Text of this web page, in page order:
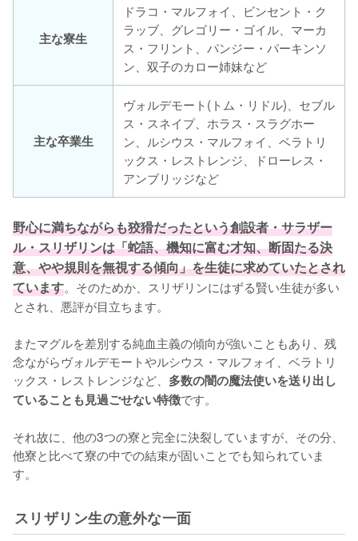
主な寮生
ドラコ・マルフォイ、ビンセント・ク
ラッブ、グレゴリー・ゴイル、マーカ
ス・フリント、パンジー・パーキンソ
ン、双子のカロー姉妹など
主な卒業生
ヴォルデモート(トム・リドル)、セブル
ス・スネイプ、ホラス・スラグホー
ン、ルシウス・マルフォイ、ベラトリ
ックス・レストレンジ、ドローレス・
アンブリッジなど
野心に満ちながらも狡猾だったという創設者・サラザー
ル・スリザリンは「蛇語、機知に富む才知、断固たる決
意、やや規則を無視する傾向」を生徒に求めていたとされ
ています。そのためか、スリザリンにはずる賢い生徒が多い
とされ、悪評が目立ちます。
またマグルを差別する純血主義の傾向が強いこともあり、残
念ながらヴォルデモートやルシウス・マルフォイ、ベラトリ
ックス・レストレンジなど、 多数の闇の魔法使いを送り出し
ていることも見過ごせない特徴です。
それ故に、他の3つの寮と完全に決裂していますが、その分、
他寮と比べて寮の中での結束が固いことでも知られていま
す。
スリザリン生の意外な一面